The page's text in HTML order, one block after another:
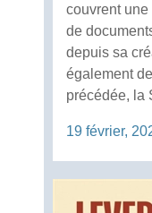
couvrent une
de
depuis sa
également
précédée, la
19 février,